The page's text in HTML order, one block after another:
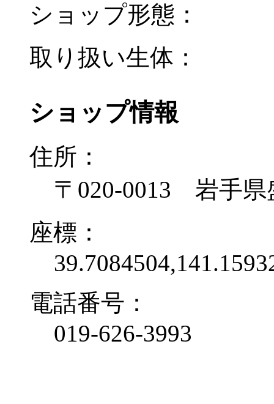
ショップ形態：
取り扱い生体：
ショップ情報
住所：
〒020-0013 岩手県
座標：
電話番号：
019-626-3993